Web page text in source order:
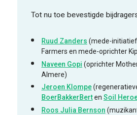
Tot nu toe bevestigde
Ruud Zanders (mede-
Farmers en mede-oprichter
Naveen Gopi (oprichter
Almere)
Jeroen Klompe
BoerBakkerBerten Soil
Roos Julia Bernson